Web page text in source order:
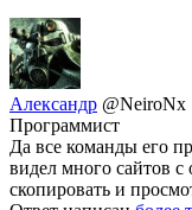
Александр @NeiroNx
Программист
Да все команды его
видел много сайтов
скопировать и